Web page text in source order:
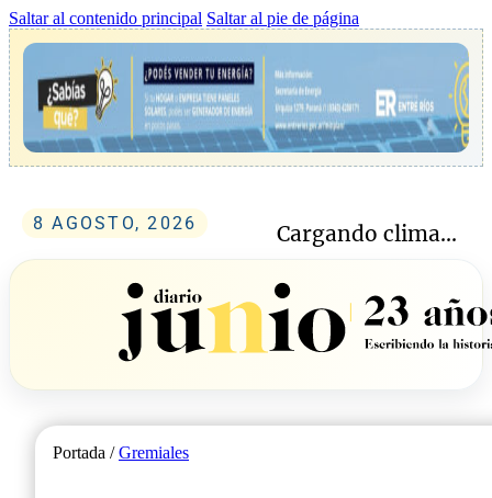
Saltar al contenido principal Saltar al pie de página
8 AGOSTO, 2026 Cargando clima...
Portada /Gremiales